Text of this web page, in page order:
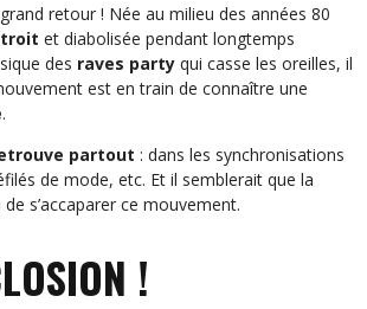
retour ! Née au milieu des années 80
et diabolisée pendant longtemps
des raves party qui casse les oreilles, il
est en train de connaître une
.
partout : dans les synchronisations
de mode, etc. Et il semblerait que la
s’accaparer ce mouvement.
!